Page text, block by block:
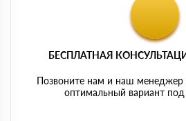
БЕСПЛАТНАЯ
Позвоните нам и наш менеджер
оптимальный вариант